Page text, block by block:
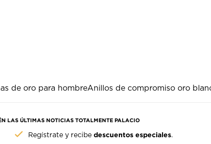
de oro para hombreAnillos de compromiso oro
LAS ÚLTIMAS NOTICIAS TOTALMENTE PALACIO
Regístrate y recibedescuentos especiales.